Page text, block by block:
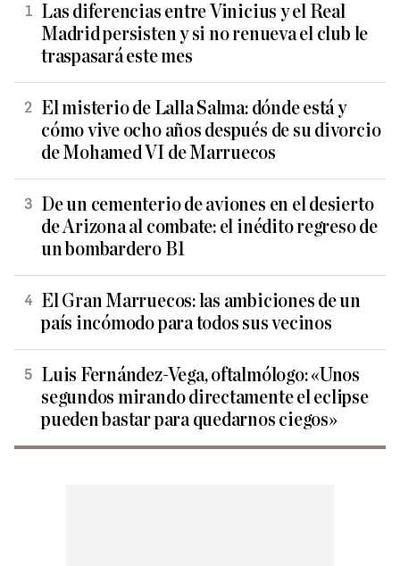
Las diferencias entre Vinicius y el Real
Madrid persisten y si no renueva el club le
traspasará este mes
El misterio de Lalla Salma: dónde está y
cómo vive ocho años después de su divorcio
de Mohamed VI de Marruecos
De un cementerio de aviones en el desierto
de Arizona al combate: el inédito regreso de
un bombardero B1
El Gran Marruecos: las ambiciones de un
país incómodo para todos sus vecinos
Luis Fernández-Vega, oftalmólogo: «Unos
segundos mirando directamente el eclipse
pueden bastar para quedarnos ciegos»